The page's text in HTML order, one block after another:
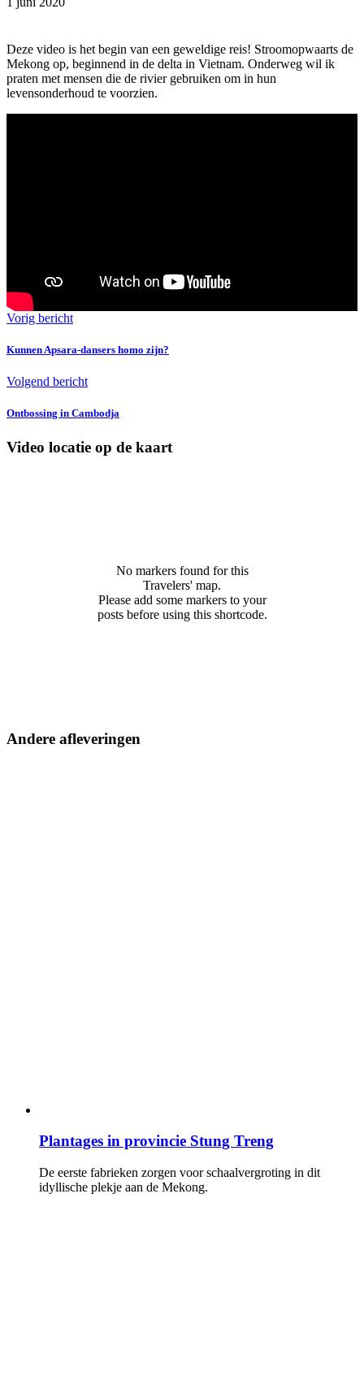
Deze video is het begin van een geweldige reis! Stroomopwaarts de
Mekong op, beginnend in de delta in Vietnam. Onderweg wil ik
praten met mensen die de rivier gebruiken om in hun
levensonderhoud te voorzien.
Vorig bericht
Kunnen Apsara-dansers homo zijn?
Volgend bericht
Ontbossing in Cambodja
Video locatie op de kaart
No markers found for this
Travelers' map.
Please add some markers to your
posts before using this shortcode.
Andere afleveringen
Plantages in provincie Stung Treng
De eerste fabrieken zorgen voor schaalvergroting in dit
idyllische plekje aan de Mekong.